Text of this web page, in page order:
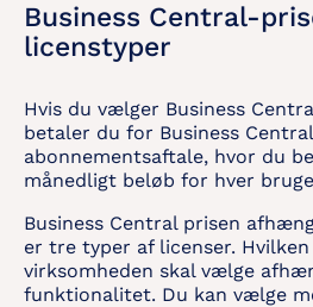
Business Central-
licenstyper
Hvis du vælger Business
betaler du for Business
abonnementsaftale, hvor du
månedligt beløb for hver
Business Central prisen
er tre typer af licenser.
virksomheden skal vælge
funktionalitet. Du kan vælge